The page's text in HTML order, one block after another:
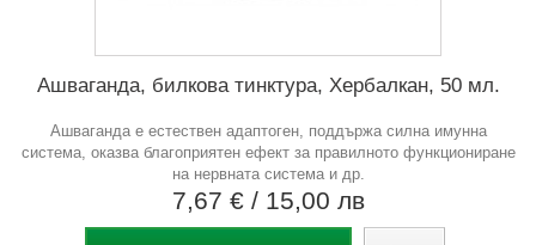
Ашваганда, билкова тинктура, Хербалкан, 50 мл.
Ашваганда е естествен адаптоген, поддържа силна имунна
система, оказва благоприятен ефект за правилното функциониране
на нервната система и др.
7,67 € / 15,00 лв